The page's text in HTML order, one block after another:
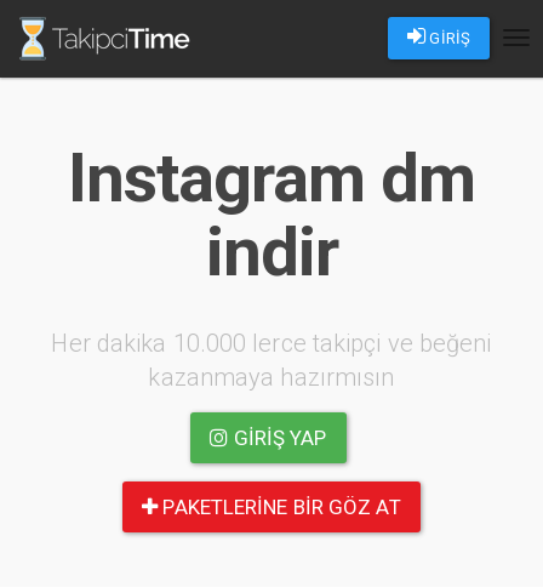
GİRİŞ
Instagram dm
indir
Her dakika 10.000 lerce takipçi ve beğeni
kazanmaya hazırmısın
GIRIŞ YAP
PAKETLERINE BIR GÖZ AT